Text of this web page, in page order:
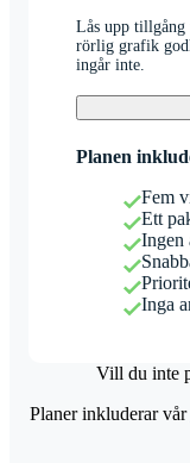
Lås upp
rörlig grafik
ingår inte.
Planen
Fem
Ett
Ingen
Inga
Vill du inte
Planer inkluderar vår